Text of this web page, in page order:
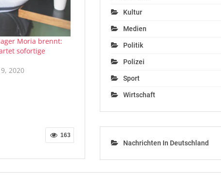
Moria brennt:
sofortige
2020
163
Kultur
Medien
Politik
Polizei
Sport
Wirtschaft
Nachrichten In Deutschland